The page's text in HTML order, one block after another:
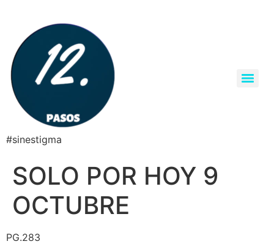
#sinestigma
SOLO POR HOY 9
OCTUBRE
PG.283